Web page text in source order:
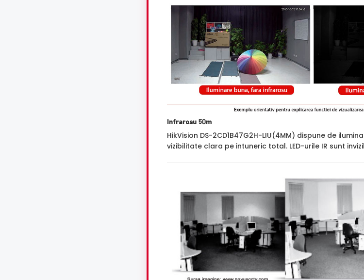
Infrarosu 50m
HikVision DS-2CD1B47G2H-LIU(4MM) dispune de
vizibilitate clara pe intuneric total. LED-urile IR sunt